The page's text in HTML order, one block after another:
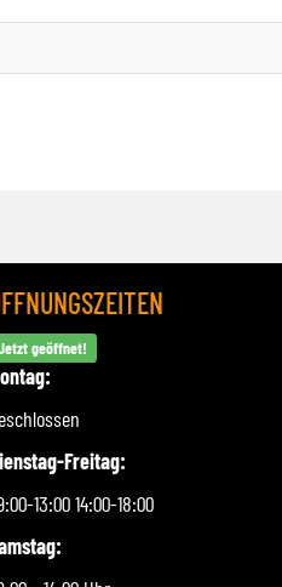
geöffnet!
Freitag:
13:00 14:00-18:00